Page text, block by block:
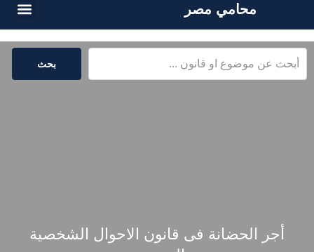
محامي مصر
بحث
أجر الحضانة فى قانون الاحوال الشخصية